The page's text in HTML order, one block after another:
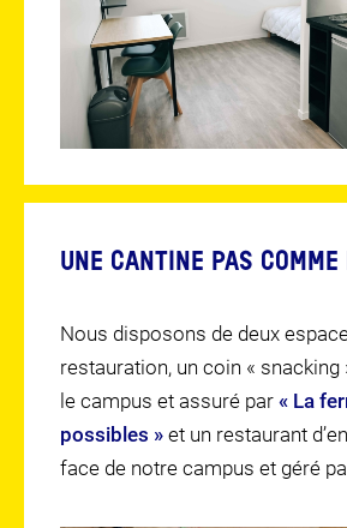
UNE CANTINE PAS COMME
Nous disposons de deux
restauration, un coin « snacking
le campus et assuré par « La
possibles » et un restaurant
face de notre campus et géré